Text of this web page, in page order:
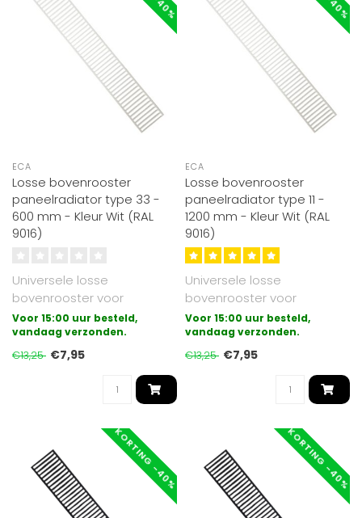
ECA
Losse bovenrooster
paneelradiator type 33 -
600 mm - Kleur Wit (RAL
9016)
Universele losse
bovenrooster voor
paneelradiatoren
uitgevoerd in type 33.
Gesch..
Voor 15:00 uur besteld,
vandaag verzonden.
€13,25 €7,95
ECA
Losse bovenrooster
paneelradiator type 11 -
1200 mm - Kleur Wit (RAL
9016)
Universele losse
bovenrooster voor
paneelradiatoren
uitgevoerd in type 11.
Gesch..
Voor 15:00 uur besteld,
vandaag verzonden.
€13,25 €7,95
KORTING -40% KORTING -40%